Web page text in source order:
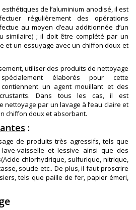
de l’aluminium anodisé, il est
régulièrement des opérations
au moyen d’eau additionnée d’un
similaire) ; il doit être complété par un
et un essuyage avec un chiffon doux et
utiliser des produits de nettoyage
spécialement élaborés pour cette
un agent mouillant et des
Dans tous les cas, il est
nettoyage par un lavage à l’eau claire et
chiffon doux et absorbant.
:
de produits très agressifs, tels que
vaisselle et lessive ainsi que des
chlorhydrique, sulfurique, nitrique,
soude etc.. De plus, il faut proscrire
tels que paille de fer, papier émeri,